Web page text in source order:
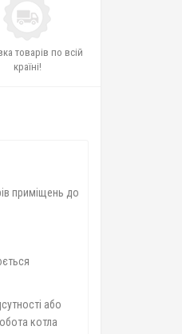
товарів по всій
країні!
приміщень до
або
котла